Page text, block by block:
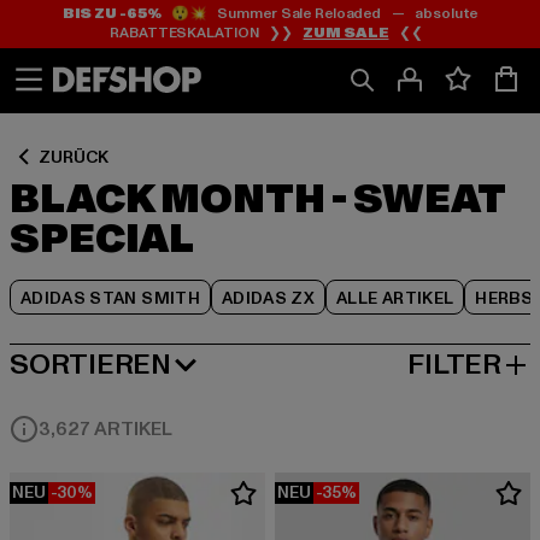
Zum
Inhalt
springen
Zum
Fußzeile
springen
BIS ZU -65%😲💥 Summer Sale Reloaded — absolute
RABATTESKALATION ❯❯ ZUM SALE ❮❮
ZURÜCK
BLACK MONTH - SWEAT
SPECIAL
ADIDAS STAN SMITH ADIDAS ZX ALLE ARTIKEL
Zum
Produktraster
springen
SORTIEREN
BELIEBTESTE FILTER
3,627 ARTIKEL
NEU -30% NEU -35%